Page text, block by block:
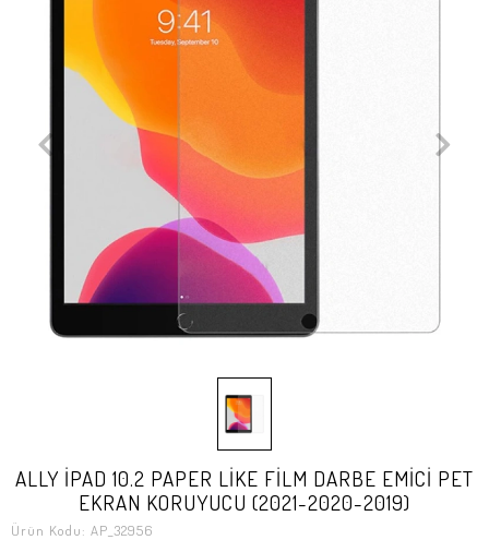
ALLY İPAD 10.2 PAPER LİKE FİLM DARBE EMİCİ PET
EKRAN KORUYUCU (2021-2020-2019)
Ürün Kodu: AP_32956